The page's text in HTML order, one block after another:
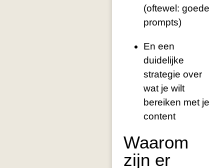
(oftewel: goede
prompts)
En een
duidelijke
strategie over
wat je wilt
bereiken met je
content
Waarom
zijn er